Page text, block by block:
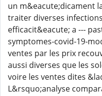
un m&eacute;dicament
traiter diverses
efficacit&eacute; a ---
symptomes-covid-19-
ventes par les prix
aussi diverses que les
voire les ventes dites
L&rsquo;analyse